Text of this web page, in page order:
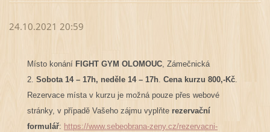
24.10.2021 20:59
Místo konání FIGHT GYM OLOMOUC, Zámečnická
2. Sobota 14 – 17h, neděle 14 – 17h. Cena kurzu 800,-Kč.
Rezervace místa v kurzu je možná pouze přes webové
stránky, v případě Vašeho zájmu vyplňte rezervační
formulář: https://www.sebeobrana-zeny.cz/rezervacni-